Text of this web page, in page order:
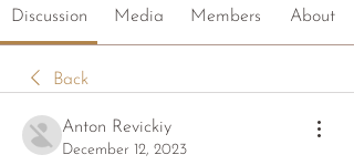
Discussion Media Members About
Back
Anton Revickiy
December 12, 2023